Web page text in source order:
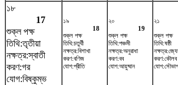
১৮
17
শুক্ল পক্ষ
তিথি:তৃতীয়া
নক্ষত্র:স্বাতী
করণ:গর
যোগ:বিষ্কুম্ভ
১৯
18
শুক্ল পক্ষ
তিথি:চতুর্থী
নক্ষত্র:বিশাখা
করণ:বণিজ
যোগ:প্রীতি
২০
19
শুক্ল পক্ষ
তিথি:পঞ্চমী
নক্ষত্র:অনুরাধা
করণ:বব
যোগ:আয়ুষ্মান
২১
শুক্ল পক্ষ
তিথি:ষষ্ঠী
করণ:কৌলব